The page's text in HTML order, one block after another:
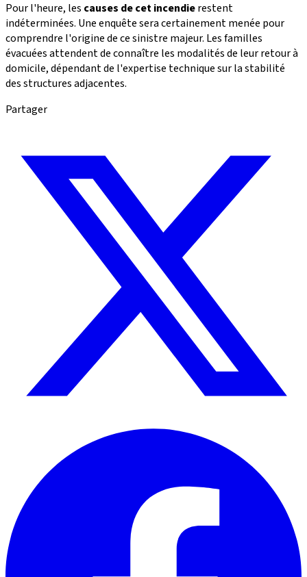
Pour l'heure, les causes de cet incendierestent
indéterminées. Une enquête sera certainement menée pour
comprendre l'origine de ce sinistre majeur. Les familles
évacuées attendent de connaître les modalités de leur retour à
domicile, dépendant de l'expertise technique sur la stabilité
des structures adjacentes.
Partager